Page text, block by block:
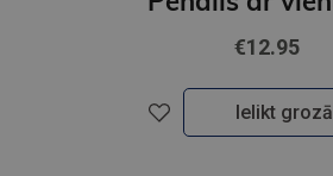
€12.95
Ielikt grozā